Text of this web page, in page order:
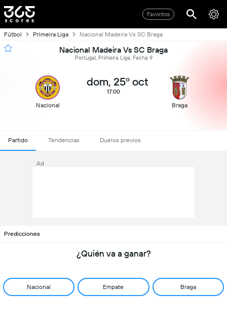
Favoritos
Fútbol Primeira Liga Nacional Madeira Vs SC Braga
Nacional Madeira Vs SC Braga
Portugal, Primeira Liga, Fecha 9
Nacional
dom, 25º oct
17:00
Braga
Partido Tendencias Duelos previos
Ad
Predicciones
¿Quién va a ganar?
Nacional Empate Braga